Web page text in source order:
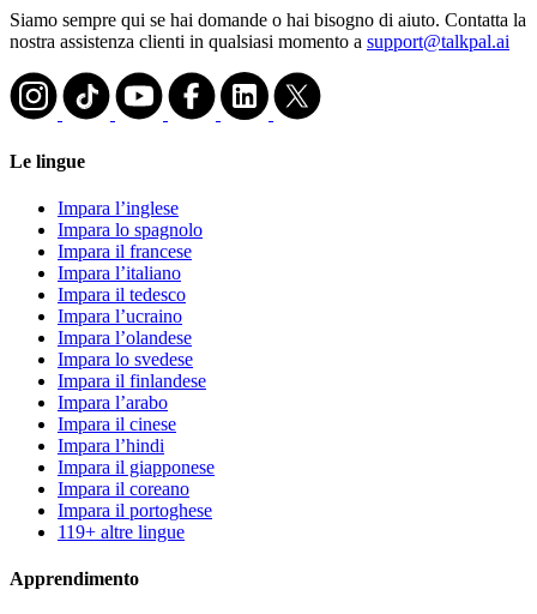
Siamo sempre qui se hai domande o hai bisogno di aiuto. Contatta la
nostra assistenza clienti in qualsiasi momento a support@talkpal.ai
Le lingue
Impara l’inglese
Impara lo spagnolo
Impara il francese
Impara l’italiano
Impara il tedesco
Impara l’ucraino
Impara l’olandese
Impara lo svedese
Impara il finlandese
Impara l’arabo
Impara il cinese
Impara l’hindi
Impara il giapponese
Impara il coreano
Impara il portoghese
119+ altre lingue
Apprendimento